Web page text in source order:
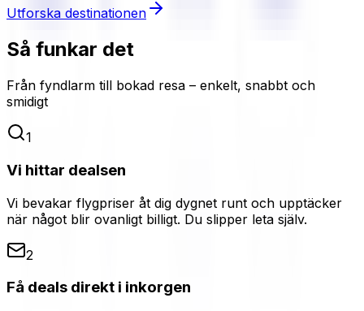
Utforska destinationen
Så funkar det
Från fyndlarm till bokad resa – enkelt, snabbt och
smidigt
1
Vi hittar dealsen
Vi bevakar flygpriser åt dig dygnet runt och upptäcker
när något blir ovanligt billigt. Du slipper leta själv.
2
Få deals direkt i inkorgen